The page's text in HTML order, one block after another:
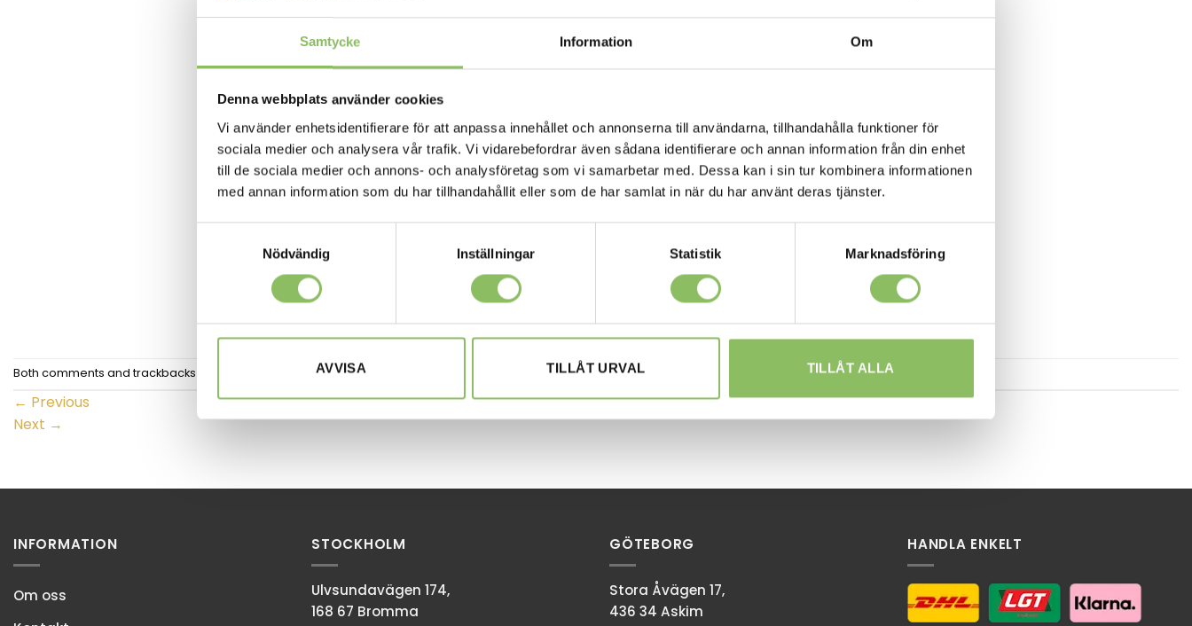
Samtycke Information Om
Denna webbplats använder cookies
Vi använder enhetsidentifierare för att anpassa innehållet och annonserna till användarna, tillhandahålla funktioner för
sociala medier och analysera vår trafik. Vi vidarebefordrar även sådana identifierare och annan information från din enhet
till de sociala medier och annons- och analysföretag som vi samarbetar med. Dessa kan i sin tur kombinera informationen
med annan information som du har tillhandahållit eller som de har samlat in när du har använt deras tjänster.
Nödvändig
Inställningar Statistik Marknadsföring
AVVISA TILLÅT URVAL TILLÅT ALLA
Both comments and trackbacks are currently closed.
← Previous
Next →
INFORMATION
Om oss
STOCKHOLM
Ulvsundavägen 174,
168 67 Bromma
GÖTEBORG
Stora Åvägen 17,
436 34 Askim
HANDLA ENKELT